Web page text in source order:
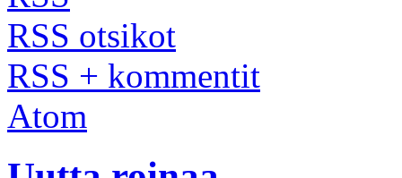
RSS otsikot
RSS + kommentit
Atom